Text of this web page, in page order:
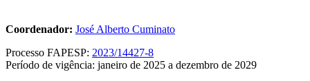
Coordenador: José Alberto Cuminato
Processo FAPESP: 2023/14427-8
Período de vigência: janeiro de 2025 a dezembro de 2029